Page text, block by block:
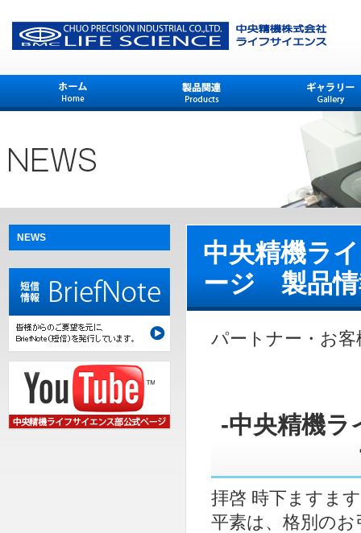
中央精機ラ
ージ 製品情
パートナー・お客
-中央精機ラ
拝啓 時下ますま
平素は、格別の
NEWS